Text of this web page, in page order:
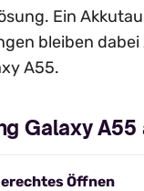
Ein
bleiben
A55.
Galaxy A55
Öffnen